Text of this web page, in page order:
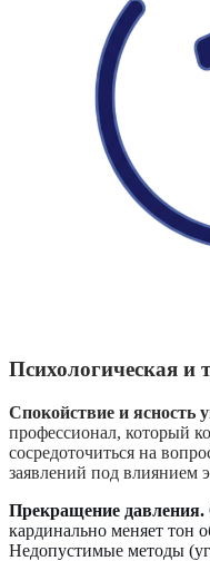
Психологическая и
Спокойствие и ясность
профессионал, который
сосредоточиться на
заявлений под влиянием
Прекращение давления.
кардинально меняет тон
Недопустимые методы